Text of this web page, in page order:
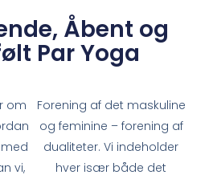
Åbent og
Par Yoga
om
vi,
Forening af det maskuline
og feminine – forening af
dualiteter. Vi indeholder
hver især både det